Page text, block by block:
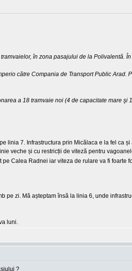
în zona pasajului de la Polivalentă.
către Compania de Transport Public
a 18 tramvaie noi (4 de capacitate mare
7. Infrastructura prin Micălaca e la fel ca
veche și cu restricții de viteză pentru
Calea Radnei iar viteza de rulare va fi foarte
zi. Mă așteptam însă la linia 6, unde
luni.
?